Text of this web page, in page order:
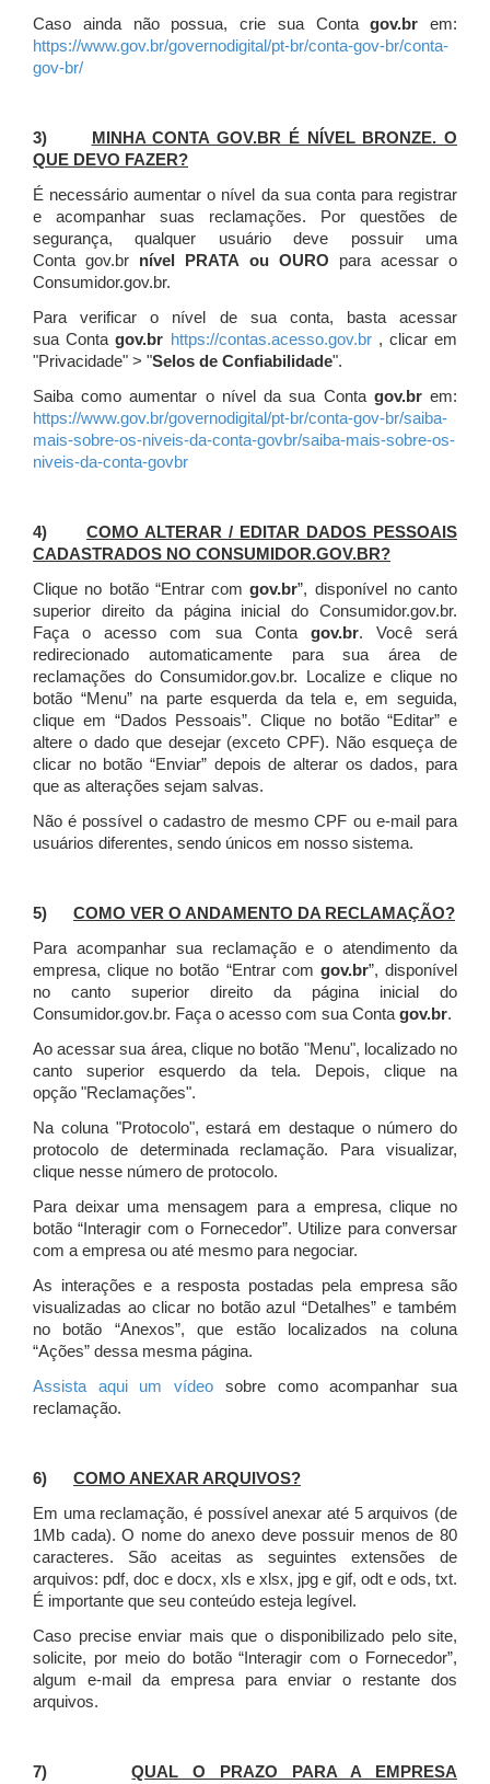
Caso ainda não possua, crie sua Contagov.br em:
https://www.gov.br/governodigital/pt-br/conta-gov-br/conta-
gov-br/
3)
MINHA CONTA GOV.BR É NÍVEL BRONZE. O
QUE DEVO FAZER?
É necessário aumentar o nível da sua conta para registrar
e acompanhar suas reclamações. Por questões de
segurança, qualquer usuário deve possuir uma
Conta gov.br nível PRATA ou OURO para acessar o
Consumidor.gov.br.
Para verificar o nível de sua conta, basta acessar
sua Contagov.br https://contas.acesso.gov.br, clicar em
"Privacidade" > "Selos de Confiabilidade".
Saiba como aumentar o nível da sua Conta gov.brem:
https://www.gov.br/governodigital/pt-br/conta-gov-br/saiba-
mais-sobre-os-niveis-da-conta-govbr/saiba-mais-sobre-os-
niveis-da-conta-govbr
4) COMO ALTERAR / EDITAR DADOS PESSOAIS
CADASTRADOS NO CONSUMIDOR.GOV.BR?
Clique no botão “Entrar comgov.br”, disponível no canto
superior direito da página inicial do Consumidor.gov.br.
Faça o acesso com sua Conta gov.br. Você será
redirecionado automaticamente para sua área de
reclamações do Consumidor.gov.br.
Localize e clique no
botão “Menu” na parte esquerda da tela e, em seguida,
clique em “Dados Pessoais”. Clique no botão “Editar” e
altere o dado que desejar (exceto CPF). Não esqueça de
clicar no botão “Enviar” depois de alterar os dados, para
que as alterações sejam salvas.
Não é possível o cadastro de mesmo CPF ou e-mail para
usuários diferentes, sendo únicos em nosso sistema.
5) COMO VER O ANDAMENTO DA RECLAMAÇÃO?
Para acompanhar sua reclamação e o atendimento da
empresa, clique no botão “Entrar com gov.br”, disponível
no canto superior direito da página inicial do
Consumidor.gov.br. Faça o acesso com sua Contagov.br.
Ao acessar sua área, clique no botão "Menu", localizado no
canto superior esquerdo da tela. Depois, clique na
opção "Reclamações".
Na coluna "Protocolo", estará em destaque o número do
protocolo de determinada reclamação. Para visualizar,
clique nesse número de protocolo.
Para deixar uma mensagem para a empresa, clique no
botão “Interagir com o Fornecedor”. Utilize para conversar
com a empresa ou até mesmo para negociar.
As interações e a resposta postadas pela empresa são
visualizadas ao clicar no botão azul “Detalhes” e também
no botão “Anexos”, que estão localizados na coluna
“Ações” dessa mesma página.
Assista aqui um vídeo sobre como acompanhar sua
reclamação.
6) COMO ANEXAR ARQUIVOS?
Em uma reclamação, é possível anexar até 5 arquivos (de
1Mb cada). O nome do anexo deve possuir menos de 80
caracteres. São aceitas as seguintes extensões de
arquivos: pdf, doc e docx, xls e xlsx, jpg e gif, odt e ods, txt.
É importante que seu conteúdo esteja legível.
Caso precise enviar mais que o disponibilizado pelo site,
solicite, por meio do botão “Interagir com o Fornecedor”,
algum e-mail da empresa para enviar o restante dos
arquivos.
7)QUAL O PRAZO PARA A EMPRESA